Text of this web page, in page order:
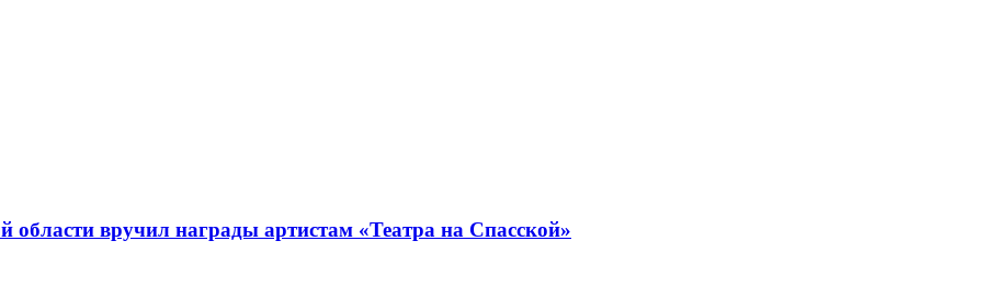
вручил награды артистам «Театра на Спасской»